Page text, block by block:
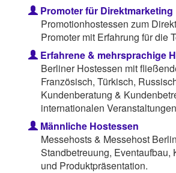
Promoter für Direktmarketing
Promotionhostessen zum
Promoter mit Erfahrung für die
Erfahrene & mehrsprachige
Berliner Hostessen mit
Französisch, Türkisch,
Kundenberatung &
internationalen
Männliche Hostessen
Messehosts & Messehost
Standbetreuung, Eventaufbau,
und Produktpräsentation.